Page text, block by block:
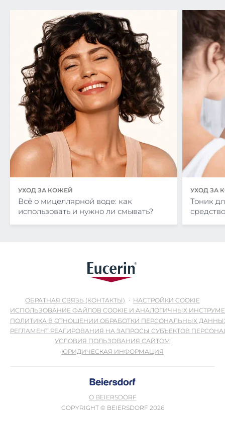
УХОД ЗА КОЖЕЙ
Всё о мицеллярной воде: как
использовать и нужно ли смывать?
УХОД ЗА
Тоник
ОБРАТНАЯ СВЯЗЬ (КОНТАКТЫ)
НАСТРОЙКИ COOKIE
ИСПОЛЬЗОВАНИЕ ФАЙЛОВ COOKIE И АНАЛОГИЧНЫХ
ПОЛИТИКА В ОТНОШЕНИИ ОБРАБОТКИ ПЕРСОНАЛЬНЫХ
РЕГЛАМЕНТ РЕАГИРОВАНИЯ НА ЗАПРОСЫ СУБЪЕКТОВ
УСЛОВИЯ ПОЛЬЗОВАНИЯ САЙТОМ
ЮРИДИЧЕСКАЯ ИНФОРМАЦИЯ
О BEIERSDORF
COPYRIGHT © BEIERSDORF 2026